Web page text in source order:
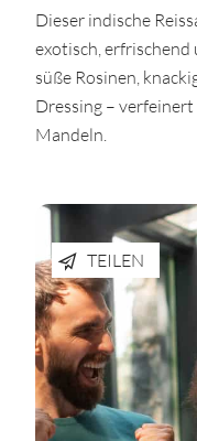
Dieser indische
exotisch, erfrischend
süße Rosinen,
Dressing –
Mandeln.
TEILEN